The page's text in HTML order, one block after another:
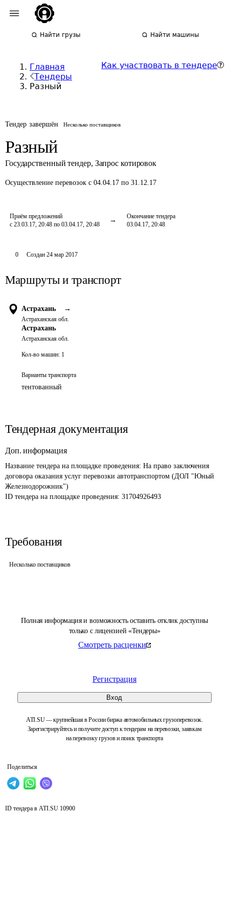
Найти грузы Найти машины
Главная
Тендеры
Разный
Как участвовать в тендере
Тендер завершён Несколько поставщиков
Разный
Государственный тендер, Запрос котировок
Осуществление перевозок с 04.04.17 по 31.12.17
Приём предложений
с 23.03.17, 20:48 по 03.04.17, 20:48
Окончание тендера
03.04.17, 20:48
Полная информация и возможность оставить отклик доступны
только с лицензией «Тендеры»
Смотреть расценки
Регистрация
Вход
ATI.SU — крупнейшая в России биржа автомобильных грузоперевозок.
Зарегистрируйтесь и получите доступ к тендерам на перевозки, заявкам
на перевозку грузов и поиск транспорта
Поделиться
0 Создан 24 мар 2017
Маршруты и транспорт
Астрахань →
Астраханская обл.
Астрахань
Астраханская обл.
Кол-во машин: 1
Варианты транспорта
тентованный
Тендерная документация
Доп. информация
Название тендера на площадке проведения: На право заключения
договора оказания услуг перевозки автотранспортом (ДОЛ "Юный
Железнодорожник")
ID тендера на площадке проведения: 31704926493
Требования
Несколько поставщиков
ID тендера в ATI.SU 10900